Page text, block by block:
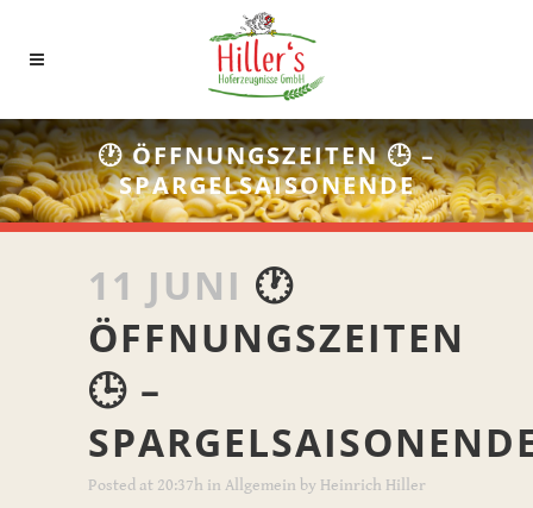
🕐 ÖFFNUNGSZEITEN 🕒 –
SPARGELSAISONENDE
11 JUNI 🕐
ÖFFNUNGSZEITEN
🕒 –
Posted at 20:37h in Allgemein by Heinrich Hiller